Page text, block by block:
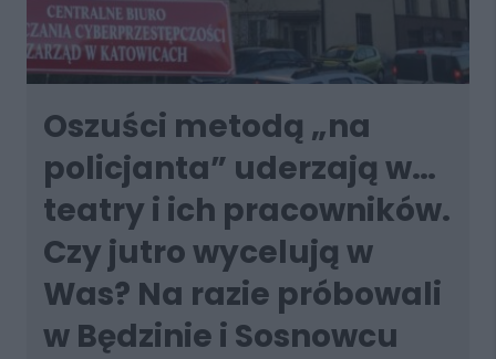
Oszuści metodą „na
policjanta” uderzają w…
teatry i ich pracowników.
Czy jutro wycelują w
Was? Na razie próbowali
w Będzinie i Sosnowcu